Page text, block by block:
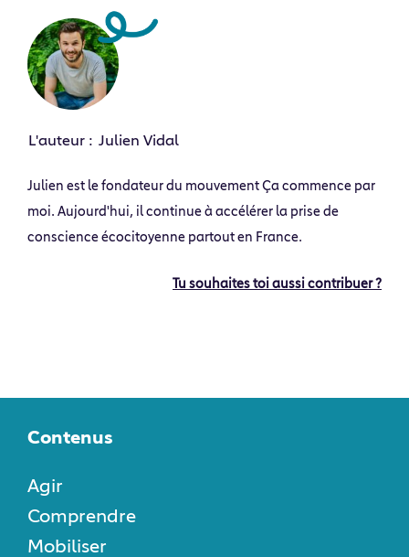
L'auteur : Julien Vidal
Julien est le fondateur du mouvement Ça commence par
moi. Aujourd'hui, il continue à accélérer la prise de
conscience écocitoyenne partout en France.
Tu souhaites toi aussi contribuer ?
Contenus
Agir
Comprendre
Mobiliser